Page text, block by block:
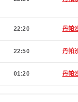
22:20 丹帕
22:50 丹帕
01:20 丹帕